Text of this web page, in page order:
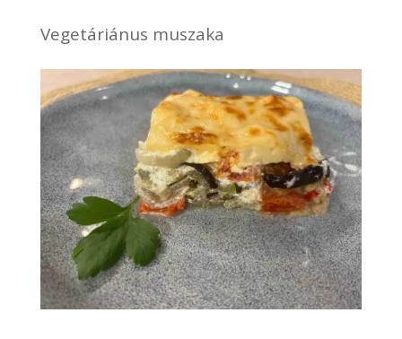
Vegetáriánus muszaka